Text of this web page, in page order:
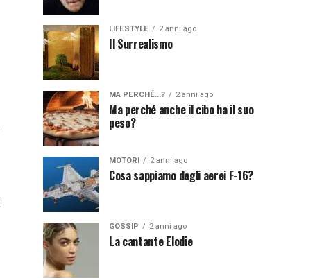
LIFESTYLE 2 anni ago
Il Surrealismo
MA PERCHÉ...? 2 anni ago
Ma perché anche il cibo ha il suo
peso?
MOTORI 2 anni ago
Cosa sappiamo degli aerei F-16?
GOSSIP 2 anni ago
La cantante Elodie